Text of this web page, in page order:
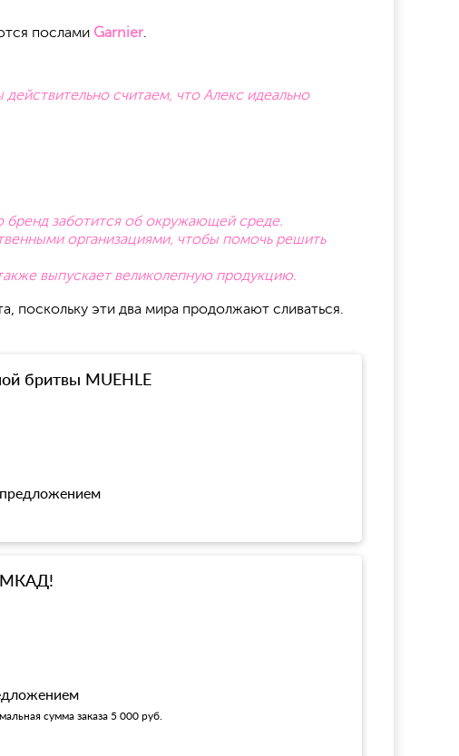
послами Garnier.
считаем, что Алекс идеально
бренд заботится об окружающей среде.
организациями, чтобы помочь решить
выпускает великолепную продукцию.
поскольку эти два мира продолжают сливаться.
бритвы MUEHLE
МКАД!
сумма заказа 5 000 руб.